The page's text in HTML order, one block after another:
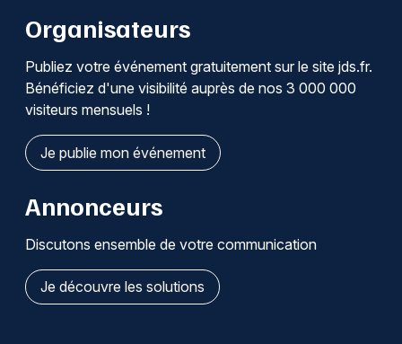
Organisateurs
Publiez votre événement gratuitement sur le site jds.fr.
Bénéficiez d'une visibilité auprès de nos 3 000 000
visiteurs mensuels !
Je publie mon événement
Annonceurs
Discutons ensemble de votre communication
Je découvre les solutions